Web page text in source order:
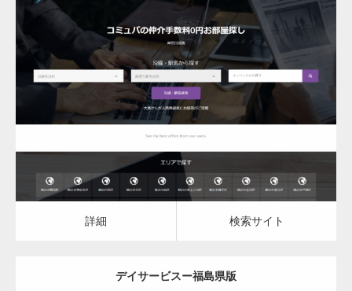
更新日： 2023.03.09
デイサービス
詳細 検索サイト
詳細 検索サイト
デイサービスー福島県版